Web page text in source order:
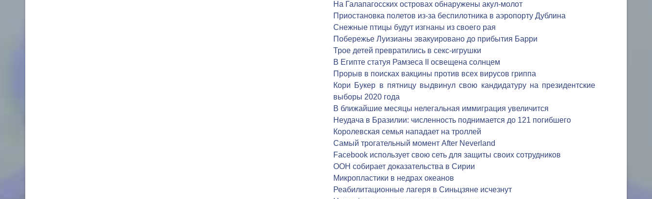
На Галапагосских островах обнаружены акул-молот
Приостановка полетов из-за беспилотника в аэропорту Дублина
Снежные птицы будут изгнаны из своего рая
Побережье Луизианы эвакуировано до прибытия Барри
Трое детей превратились в секс-игрушки
В Египте статуя Рамзеса II освещена солнцем
Прорыв в поисках вакцины против всех вирусов гриппа
Кори Букер в пятницу выдвинул свою кандидатуру на президентские
выборы 2020 года
В ближайшие месяцы нелегальная иммиграция увеличится
Неудача в Бразилии: численность поднимается до 121 погибшего
Королевская семья нападает на троллей
Самый трогательный момент After Neverland
Facebook использует свою сеть для защиты своих сотрудников
ООН собирает доказательства в Сирии
Микропластики в недрах океанов
Реабилитационные лагеря в Синьцзяне исчезнут